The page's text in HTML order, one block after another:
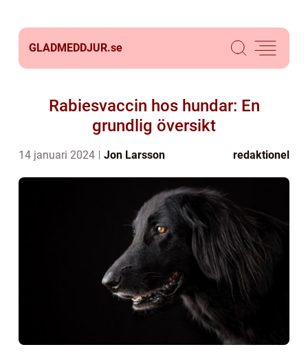
GLADMEDDJUR.se
Rabiesvaccin hos hundar: En
grundlig översikt
14 januari 2024 Jon Larsson redaktionel